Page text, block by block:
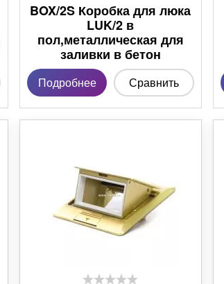
BOX/2S Коробка для люка
LUK/2 в
пол,металлическая для
заливки в бетон
Подробнее Сравнить